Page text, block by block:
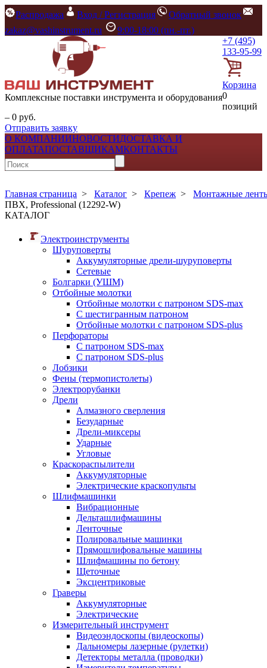
Распродажа Вход / Регистрация
Обратный звонок
zakaz@vashinstrument.ru
9:00-18:00 (пн.-пт.)
Комплексные поставки инструмента и оборудования
+7 (495)
133-95-99
Корзина
0
позиций
– 0 руб.
Отправить заявку
О КОМПАНИИНОВОСТИДОСТАВКА И
ОПЛАТАПОСТАВЩИКАМКОНТАКТЫ
Главная страница > Каталог > Крепеж > Монтажные
ПВХ, Professional (12292-W)
КАТАЛОГ
Электроинструменты
Шуруповерты
Аккумуляторные дрели-шуруповерты
Сетевые
Болгарки (УШМ)
Отбойные молотки
Отбойные молотки с патроном SDS-max
С шестигранным патроном
Отбойные молотки с патроном SDS-plus
Перфораторы
С патроном SDS-max
С патроном SDS-plus
Лобзики
Фены (термопистолеты)
Электрорубанки
Дрели
Алмазного сверления
Безударные
Дрели-миксеры
Ударные
Угловые
Краскораспылители
Аккумуляторные
Электрические краскопульты
Шлифмашинки
Вибрационные
Дельташлифмашины
Ленточные
Полировальные машинки
Прямошлифовальные машины
Шлифмашины по бетону
Щеточные
Эксцентриковые
Граверы
Аккумуляторные
Электрические
Измерительный инструмент
Видеоэндоскопы (видеоскопы)
Дальномеры лазерные (рулетки)
Детекторы металла (проводки)